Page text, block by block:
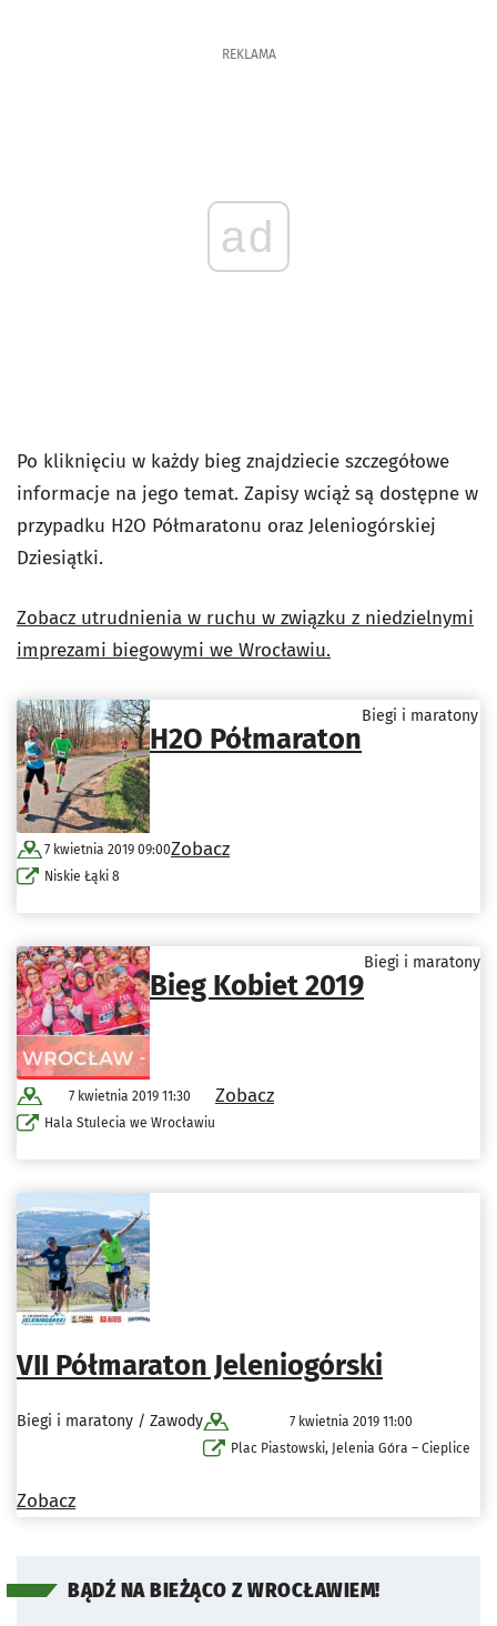
REKLAMA
ad
Po kliknięciu w każdy bieg znajdziecie szczegółowe
informacje na jego temat. Zapisy wciąż są dostępne w
przypadku H2O Półmaratonu oraz Jeleniogórskiej
Dziesiątki.
Zobacz utrudnienia w ruchu w związku z niedzielnymi
imprezami biegowymi we Wrocławiu.
H2O Półmaraton
Biegi i maratony
7 kwietnia 2019 09:00
Niskie Łąki 8
Zobacz
Bieg Kobiet 2019
Biegi i maratony
7 kwietnia 2019 11:30
Hala Stulecia we Wrocławiu
Zobacz
VII Półmaraton Jeleniogórski
Biegi i maratony / Zawody
7 kwietnia 2019 11:00
Plac Piastowski, Jelenia Góra – Cieplice
Zobacz
BĄDŹ NA BIEŻĄCO Z WROCŁAWIEM!